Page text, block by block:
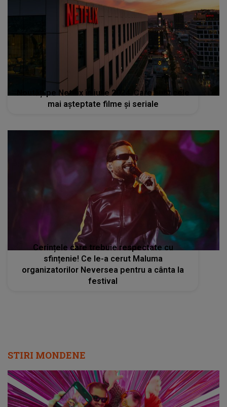
Noutăți pe Netflix în iulie 2024. Care sunt cele
mai așteptate filme și seriale
Cerințele care trebuie respectate cu
sfințenie! Ce le-a cerut Maluma
organizatorilor Neversea pentru a cânta la
festival
STIRI MONDENE